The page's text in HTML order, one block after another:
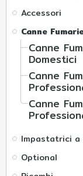
Accessori
Canne
Canne
Domestici
Canne
Canne
Impastatrici a
Optional